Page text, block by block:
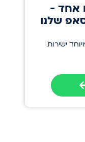
אחד -
שלנו
ישירות